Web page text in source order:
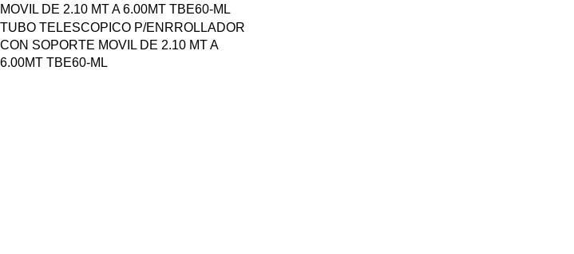
TUBO TELESCOPICO P/ENRROLLADOR
CON SOPORTE MOVIL DE 2.10 MT A
6.00MT TBE60-ML